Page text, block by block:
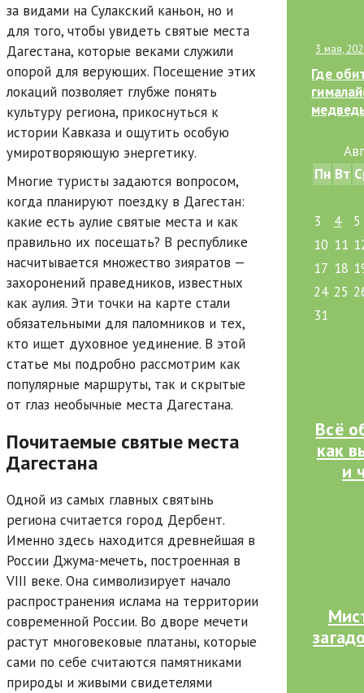
за видами на Сулакский каньон, но и
для того, чтобы увидеть святые места
Дагестана, которые веками служили
опорой для верующих. Посещение этих
локаций позволяет глубже понять
культуру региона, прикоснуться к
истории Кавказа и ощутить особую
умиротворяющую энергетику.
Многие туристы задаются вопросом,
когда планируют поездку в Дагестан:
какие есть аулие святые места и как
правильно их посещать? В республике
насчитывается множество зияратов —
захоронений праведников, известных
как аулия. Эти точки на карте стали
обязательными для паломников и тех,
кто ищет духовное уединение. В этой
статье мы подробно рассмотрим как
популярные маршруты, так и скрытые
от глаз необычные места Дагестана.
Почитаемые святые места
Дагестана
Одной из самых главных святынь
региона считается город Дербент.
Именно здесь находится древнейшая в
России Джума-мечеть, построенная в
VIII веке. Она символизирует начало
распространения ислама на территории
современной России. Во дворе мечети
растут многовековые платаны, которые
сами по себе считаются памятниками
природы и живыми свидетелями
3 мая,
Где
Пн Вт
3 4
5
10 11
17 18
24 25
31
Всё
как
и